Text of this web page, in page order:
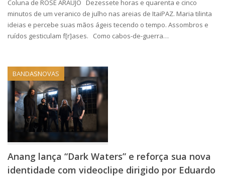
Coluna de ROSE ARAUJO Dezessete horas e quarenta e cinco
minutos de um veranico de julho nas areias de ItaiPAZ. Maria tilinta
ideias e percebe suas mãos ágeis tecendo o tempo. Assombros e
ruídos gesticulam f[r]ases. Como cabos-de-guerra…
BANDASNOVAS
Anang lança “Dark Waters” e reforça sua nova
identidade com videoclipe dirigido por Eduardo